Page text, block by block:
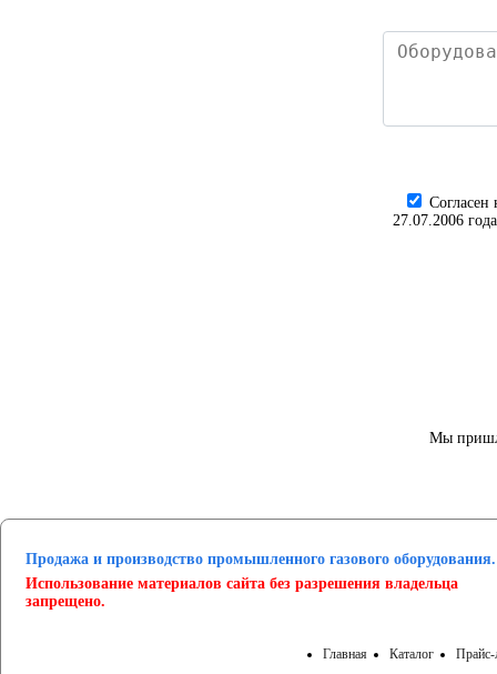
27.07.2006
Мы
Продажа и производство промышленного газового оборудования.
Использование материалов сайта без разрешения владельца
запрещено.
Главная Каталог Прайс-